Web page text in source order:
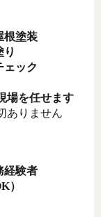
根塗装
り
ェック
場を任せます
ありません
経験者
）